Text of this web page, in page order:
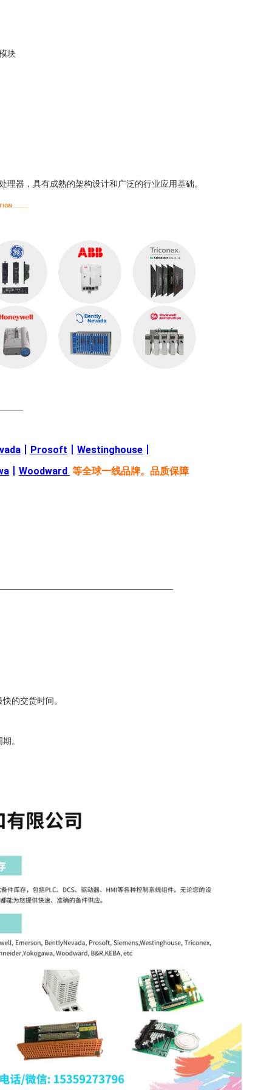
块
器，具有成熟的架构设计和广泛的行业应用基础。
Prosoft Westinghouse
Woodward 等全球一线品牌。品质保障
的交货时间。
。